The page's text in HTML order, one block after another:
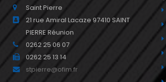
Saint Pierre
21 rue Amiral Lacaze 97410 SAINT
PIERRE Réunion
0262 25 06 07
0262 25 13 14
stpierre@ofim.fr